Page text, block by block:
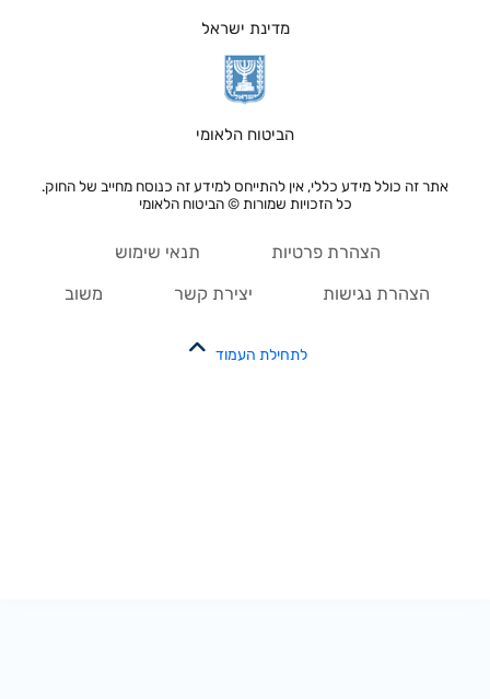
מדינת ישראל
הביטוח הלאומי
אתר זה כולל מידע כללי, אין להתייחס למידע זה כנוסח מחייב של החוק.
כל הזכויות שמורות © הביטוח הלאומי
הצהרת פרטיות תנאי שימוש
הצהרת נגישות יצירת קשר משוב
לתחילת העמוד